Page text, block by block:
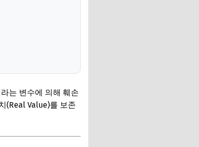
는 변수에 의해 훼손
(Real Value)를 보존